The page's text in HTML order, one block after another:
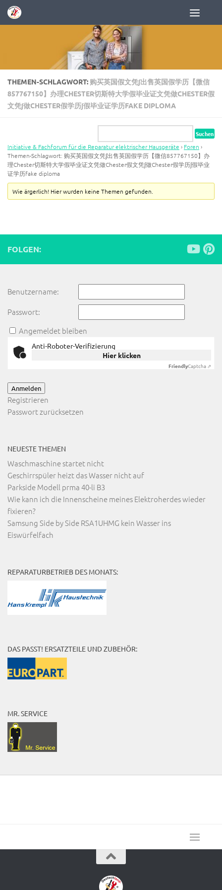
Zum Inhalt springen
THEMEN-SCHLAGWORT: 购买英国假文凭∫出售英国假学历【微信
857767150】办理CHESTER切斯特大学假毕业证文凭做CHESTER假
文凭∫做CHESTER假学历∫假毕业证学历FAKE DIPLOMA
Initiative & Fachforum für die Reparatur elektrischer Hausgeräte › Foren ›
Themen-Schlagwort: 购买英国假文凭∫出售英国假学历【微信857767150】办
理Chester切斯特大学假毕业证文凭做Chester假文凭∫做Chester假学历∫假毕业
证学历fake diploma
Wie ärgerlich! Hier wurden keine Themen gefunden.
FOLGEN:
Benutzername:
Passwort:
Angemeldet bleiben
Anti-Roboter-Verifizierung
Hier klicken
FriendlyCaptcha ⇗
Anmelden
Registrieren
Passwort zurücksetzen
NEUESTE THEMEN
Waschmaschine startet nicht
Geschirrspüler heizt das Wasser nicht auf
Parkside Modell prma 40-li B3
Wie kann ich die Innenscheine meines Elektroherdes wieder
fixieren?
Samsung Side by Side RSA1UHMG kein Wasser ins
Eiswürfelfach
REPARATURBETRIEB DES MONATS:
DAS PASST! ERSATZTEILE UND ZUBEHÖR:
MR. SERVICE